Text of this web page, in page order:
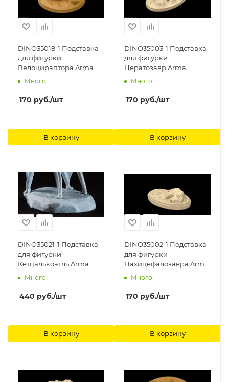
DINO35018-1 Подставка
для фигурки
Велоцираптора Arma
Models
Много
170 руб./шт
В корзину
DINO35003-1 Подставка
для фигурки
Цератозавр Arma
Models
Много
170 руб./шт
В корзину
DINO35021-1 Подставка
для фигурки
Кетцалькоатль Arma
Models, 1/35
Много
440 руб./шт
В корзину
DINO35002-1 Подставка
для фигурки
Пахицефалозавра Arma
Models
Много
170 руб./шт
В корзину